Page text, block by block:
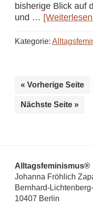
bisherige Blick auf
und …
Kategorie:
« Vorherige Seite
Nächste Seite »
Footer
Alltagsfeminismus®
Johanna Fröhlich
Bernhard-
10407 Berlin